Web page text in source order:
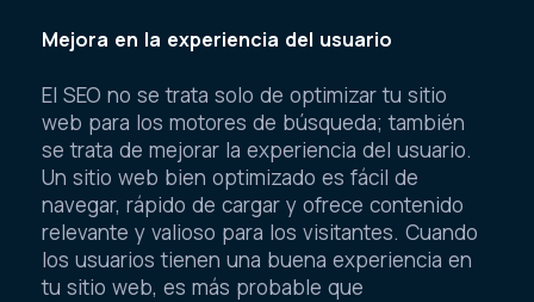
Mejora en la experiencia del usuario
El SEO no se trata solo de optimizar tu sitio
web para los motores de búsqueda; también
se trata de mejorar la experiencia del usuario.
Un sitio web bien optimizado es fácil de
navegar, rápido de cargar y ofrece contenido
relevante y valioso para los visitantes. Cuando
los usuarios tienen una buena experiencia en
tu sitio web, es más probable que